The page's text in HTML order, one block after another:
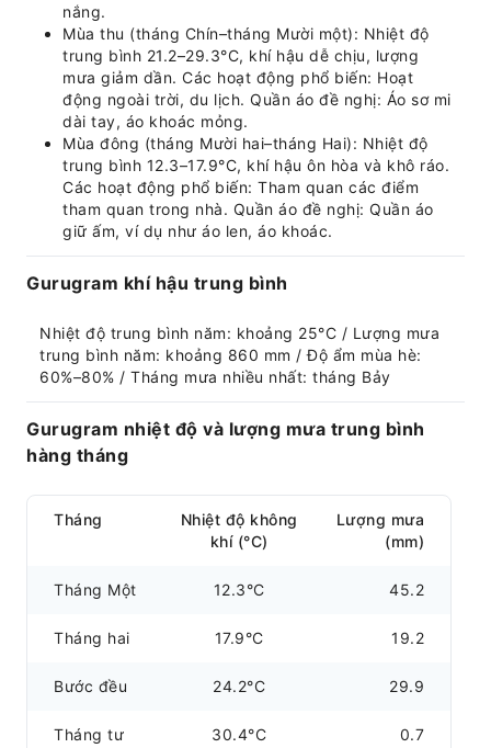
nắng.
Mùa thu (tháng Chín–tháng Mười một): Nhiệt độ
trung bình 21.2–29.3°C, khí hậu dễ chịu, lượng
mưa giảm dần. Các hoạt động phổ biến: Hoạt
động ngoài trời, du lịch. Quần áo đề nghị: Áo sơ mi
dài tay, áo khoác mỏng.
Mùa đông (tháng Mười hai–tháng Hai): Nhiệt độ
trung bình 12.3–17.9°C, khí hậu ôn hòa và khô ráo.
Các hoạt động phổ biến: Tham quan các điểm
tham quan trong nhà. Quần áo đề nghị: Quần áo
giữ ấm, ví dụ như áo len, áo khoác.
Gurugram khí hậu trung bình
Nhiệt độ trung bình năm: khoảng 25°C / Lượng mưa
trung bình năm: khoảng 860 mm / Độ ẩm mùa hè:
60%–80% / Tháng mưa nhiều nhất: tháng Bảy
Gurugram nhiệt độ và lượng mưa trung bình
hàng tháng
Tháng
Nhiệt độ không
khí (°C)
Lượng mưa
(mm)
Tháng Một 12.3°C 45.2
Tháng hai 17.9°C 19.2
Bước đều 24.2°C 29.9
Tháng tư 30.4°C 0.7